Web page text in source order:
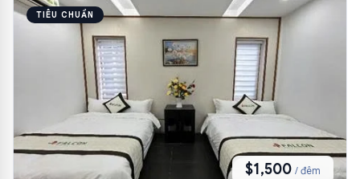
TIÊU CHUẨN
$1,500 / đêm